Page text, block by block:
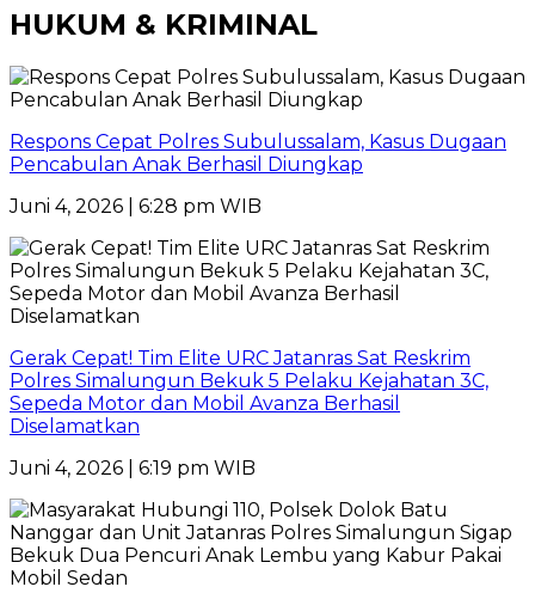
HUKUM & KRIMINAL
Respons Cepat Polres Subulussalam, Kasus Dugaan
Pencabulan Anak Berhasil Diungkap
Juni 4, 2026 | 6:28 pm WIB
Gerak Cepat! Tim Elite URC Jatanras Sat Reskrim
Polres Simalungun Bekuk 5 Pelaku Kejahatan 3C,
Sepeda Motor dan Mobil Avanza Berhasil
Diselamatkan
Juni 4, 2026 | 6:19 pm WIB